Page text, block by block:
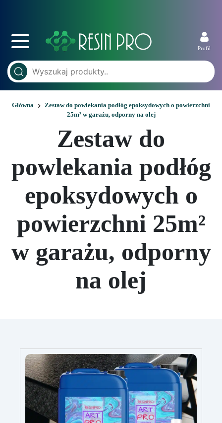
Profil
Główna
Zestaw do powlekania podłóg epoksydowych o powierzchni
25m² w garażu, odporny na olej
Zestaw do
powlekania podłóg
epoksydowych o
powierzchni 25m²
w garażu, odporny
na olej